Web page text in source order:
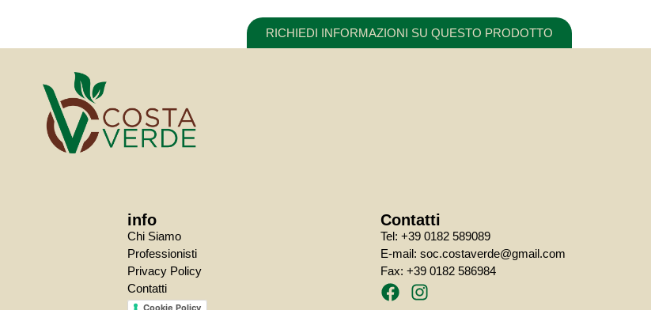
RICHIEDI INFORMAZIONI SU QUESTO PRODOTTO
info
Chi Siamo
Professionisti
Privacy Policy
Contatti
Cookie Policy
Contatti
Tel: +39 0182 589089
E-mail: soc.costaverde@gmail.com
Fax: +39 0182 586984